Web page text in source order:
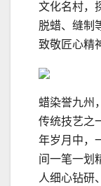
文化名村，
脱蜡、缝制
致敬匠心精
蜡染誉九州
传统技艺之
年岁月中，
间一笔一划
人细心钻研